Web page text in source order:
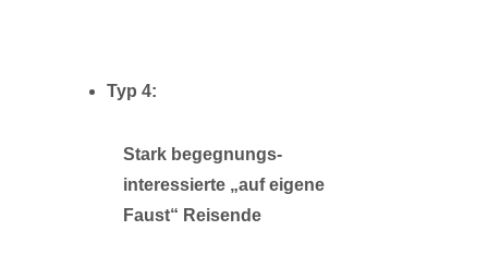
Typ 4:
Stark begegnungs-
interessierte „auf eigene
Faust“ Reisende